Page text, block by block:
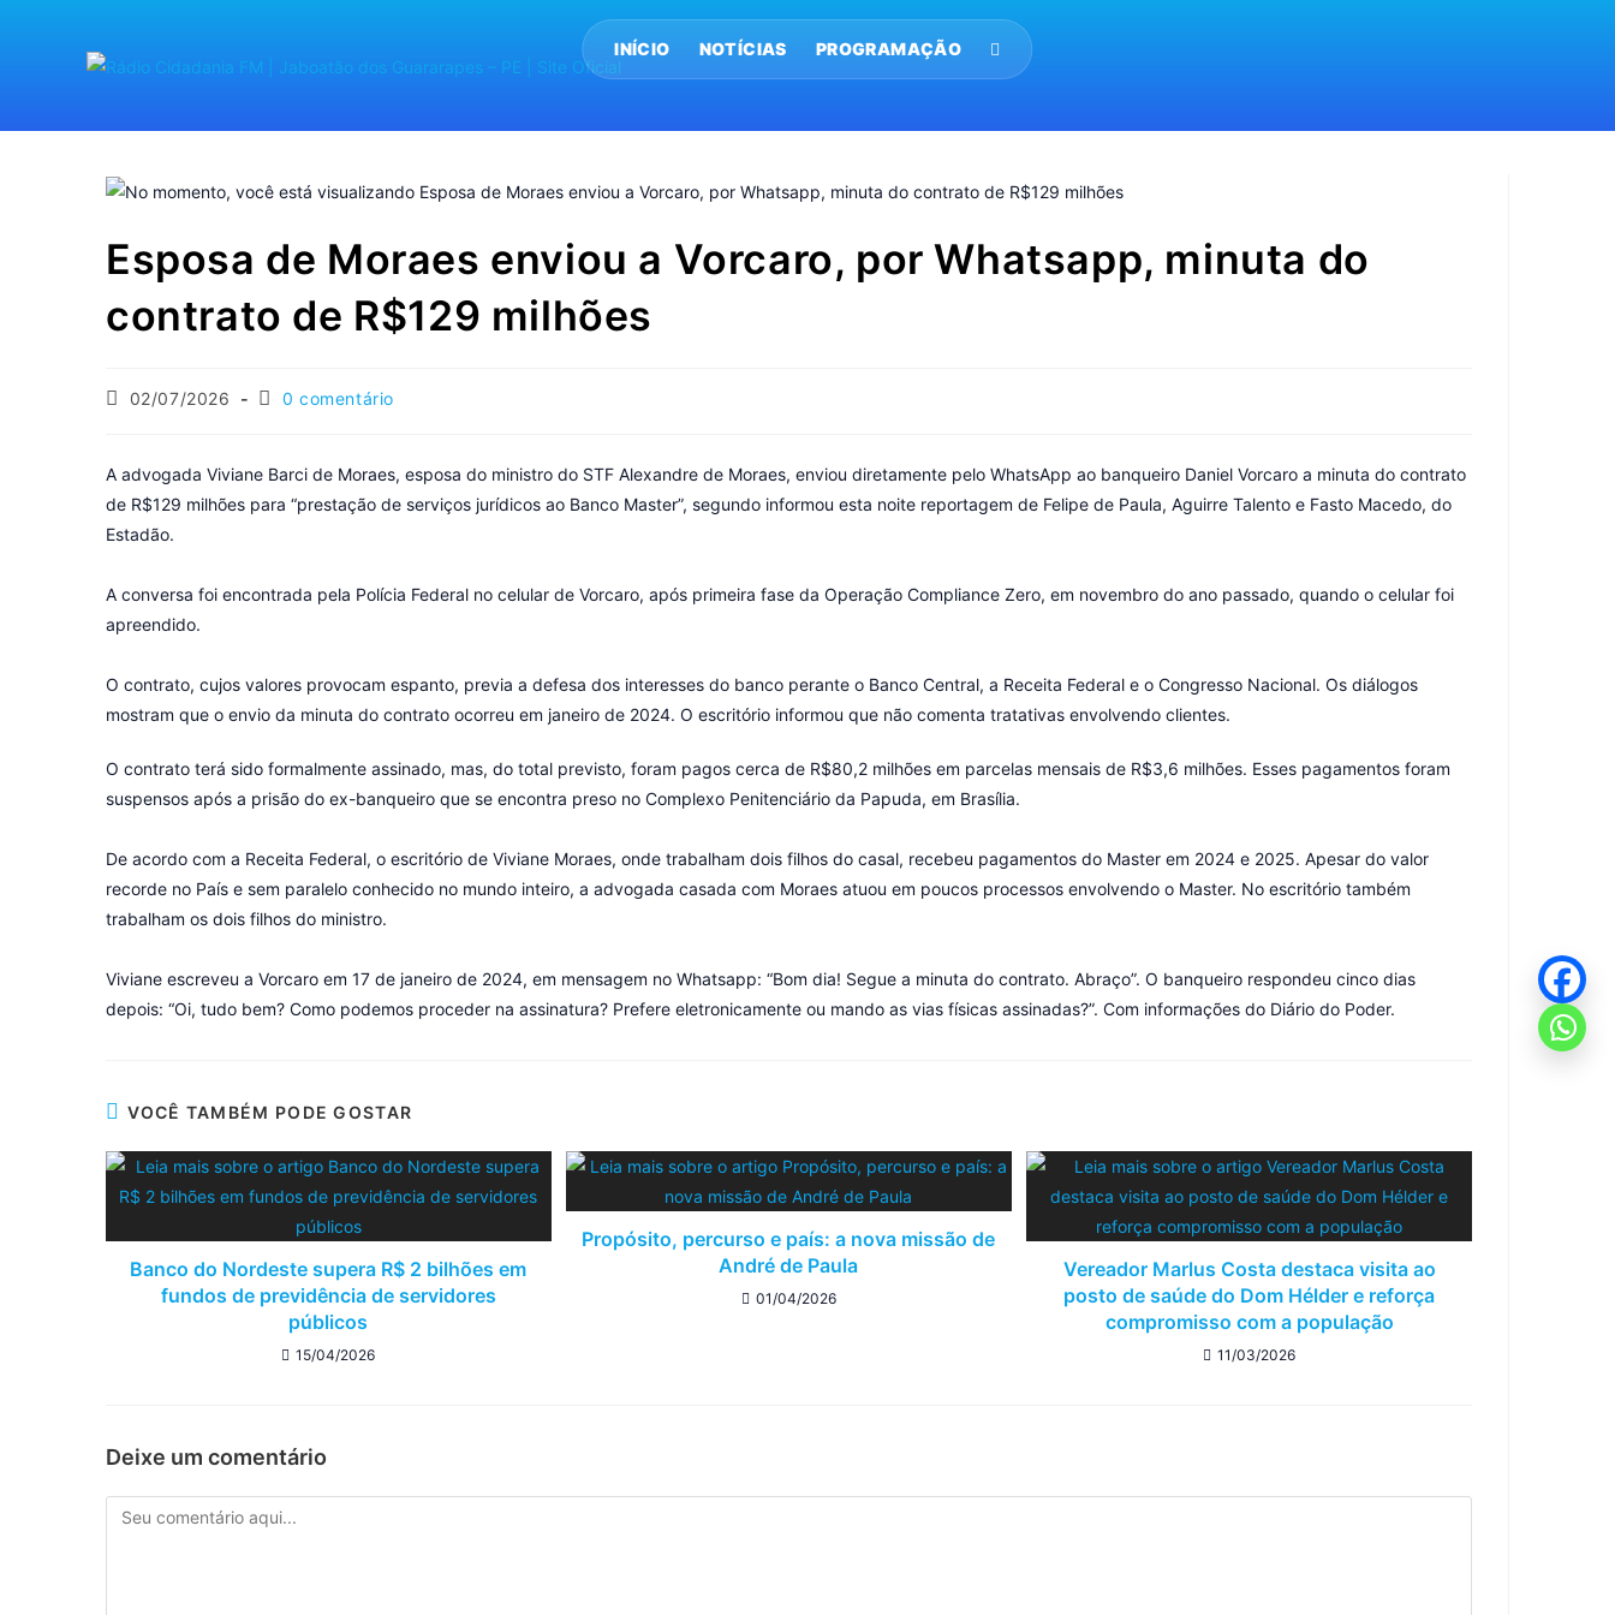
INÍCIO NOTÍCIAS PROGRAMAÇÃO
Esposa de Moraes enviou a Vorcaro, por Whatsapp, minuta do
contrato de R$129 milhões
02/07/2026 0 comentário
A advogada Viviane Barci de Moraes, esposa do ministro do STF Alexandre de Moraes, enviou diretamente pelo WhatsApp ao banqueiro Daniel Vorcaro a minuta do contrato
de R$129 milhões para “prestação de serviços jurídicos ao Banco Master”, segundo informou esta noite reportagem de Felipe de Paula, Aguirre Talento e Fasto Macedo, do
Estadão.
A conversa foi encontrada pela Polícia Federal no celular de Vorcaro, após primeira fase da Operação Compliance Zero, em novembro do ano passado, quando o celular foi
apreendido.
O contrato, cujos valores provocam espanto, previa a defesa dos interesses do banco perante o Banco Central, a Receita Federal e o Congresso Nacional. Os diálogos
mostram que o envio da minuta do contrato ocorreu em janeiro de 2024. O escritório informou que não comenta tratativas envolvendo clientes. ⁣⁣
O contrato terá sido formalmente assinado, mas, do total previsto, foram pagos cerca de R$80,2 milhões em parcelas mensais de R$3,6 milhões. Esses pagamentos foram
suspensos após a prisão do ex-banqueiro que se encontra preso no Complexo Penitenciário da Papuda, em Brasília.
De acordo com a Receita Federal, o escritório de Viviane Moraes, onde trabalham dois filhos do casal, recebeu pagamentos do Master em 2024 e 2025. Apesar do valor
recorde no País e sem paralelo conhecido no mundo inteiro, a advogada casada com Moraes atuou em poucos processos envolvendo o Master. No escritório também
trabalham os dois filhos do ministro.
Viviane escreveu a Vorcaro em 17 de janeiro de 2024, em mensagem no Whatsapp: “Bom dia! Segue a minuta do contrato. Abraço”. O banqueiro respondeu cinco dias
depois: “Oi, tudo bem? Como podemos proceder na assinatura? Prefere eletronicamente ou mando as vias físicas assinadas?”. Com informações do Diário do Poder.
VOCÊ TAMBÉM PODE GOSTAR
Banco do Nordeste supera R$ 2 bilhões em
fundos de previdência de servidores
públicos
15/04/2026
Propósito, percurso e país: a nova missão de
André de Paula
01/04/2026
Vereador Marlus Costa destaca visita ao
posto de saúde do Dom Hélder e reforça
compromisso com a população
11/03/2026
Deixe um comentário